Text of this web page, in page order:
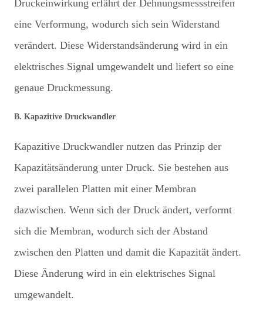
Druckeinwirkung erfährt der Dehnungsmessstreifen
eine Verformung, wodurch sich sein Widerstand
verändert. Diese Widerstandsänderung wird in ein
elektrisches Signal umgewandelt und liefert so eine
genaue Druckmessung.
B. Kapazitive Druckwandler
Kapazitive Druckwandler nutzen das Prinzip der
Kapazitätsänderung unter Druck. Sie bestehen aus
zwei parallelen Platten mit einer Membran
dazwischen. Wenn sich der Druck ändert, verformt
sich die Membran, wodurch sich der Abstand
zwischen den Platten und damit die Kapazität ändert.
Diese Änderung wird in ein elektrisches Signal
umgewandelt.